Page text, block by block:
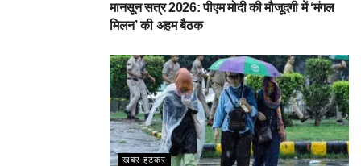
मानसून सत्र 2026: पीएम मोदी की मौजूदगी में ‘मंगल
मिलन’ की अहम बैठक
खबर हटकर